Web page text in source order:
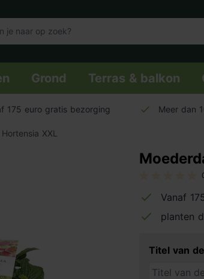
Grond Terras & balkon
175 euro gratis bezorging Meer dan
XXL
Vanaf
planten
Titel van